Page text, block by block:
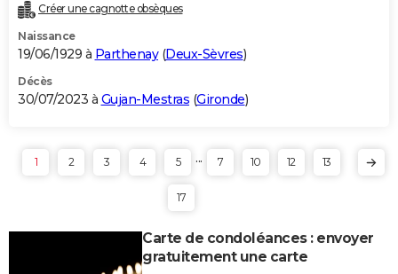
Créer une cagnotte obsèques
Naissance
19/06/1929 à Parthenay(Deux-Sèvres)
Décès
30/07/2023 à Gujan-Mestras (Gironde)
1 2 3 4 5 ... 7 10 12 13
17
Carte de condoléances : envoyer
gratuitement une carte